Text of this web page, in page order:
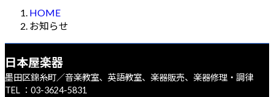
HOME
お知らせ
日本屋楽器
墨田区錦糸町／音楽教室、英語教室、楽器販売、楽器修理・調律
TEL ：03-3624-5831